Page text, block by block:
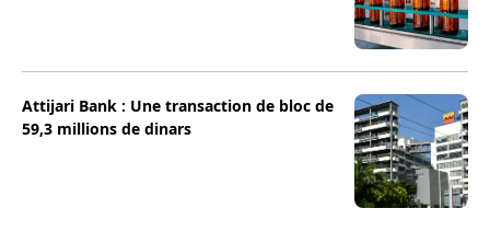
Attijari Bank : Une transaction de bloc de
59,3 millions de dinars